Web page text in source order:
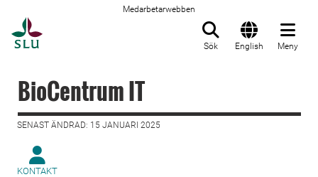
Medarbetarwebben
Sök English Meny
BioCentrum IT
SENAST ÄNDRAD: 15 JANUARI 2025
KONTAKT